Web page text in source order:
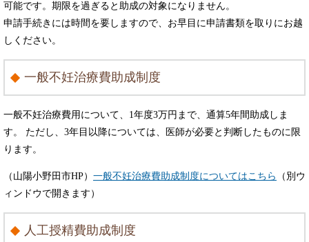
可能です。期限を過ぎると助成の対象になりません。
申請手続きには時間を要しますので、お早目に申請書類を取りにお越
しください。
一般不妊治療費助成制度
一般不妊治療費用について、1年度3万円まで、通算5年間助成しま
す。 ただし、3年目以降については、医師が必要と判断したものに限
ります。
（山陽小野田市HP） 一般不妊治療費助成制度についてはこちら
（別ウ
ィンドウで開きます）
人工授精費助成制度